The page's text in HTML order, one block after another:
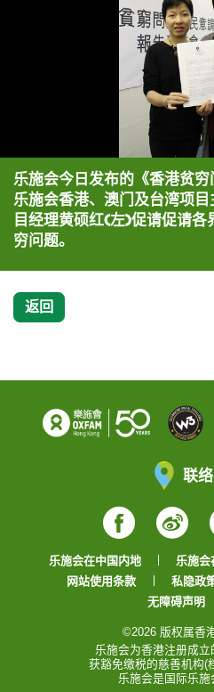
乐施会今日发布的《香港贫穷
乐施会香港、澳门及台湾项
目经理黄硕红(左)促请促请
穷问题。
返回
联
乐施会在中国内地 乐施会
网站使用条款
私隐政
无障碍声明
©2026 版权属香
乐施会为香港注册成
获豁免缴税的慈善机构(
乐施会是国际乐施